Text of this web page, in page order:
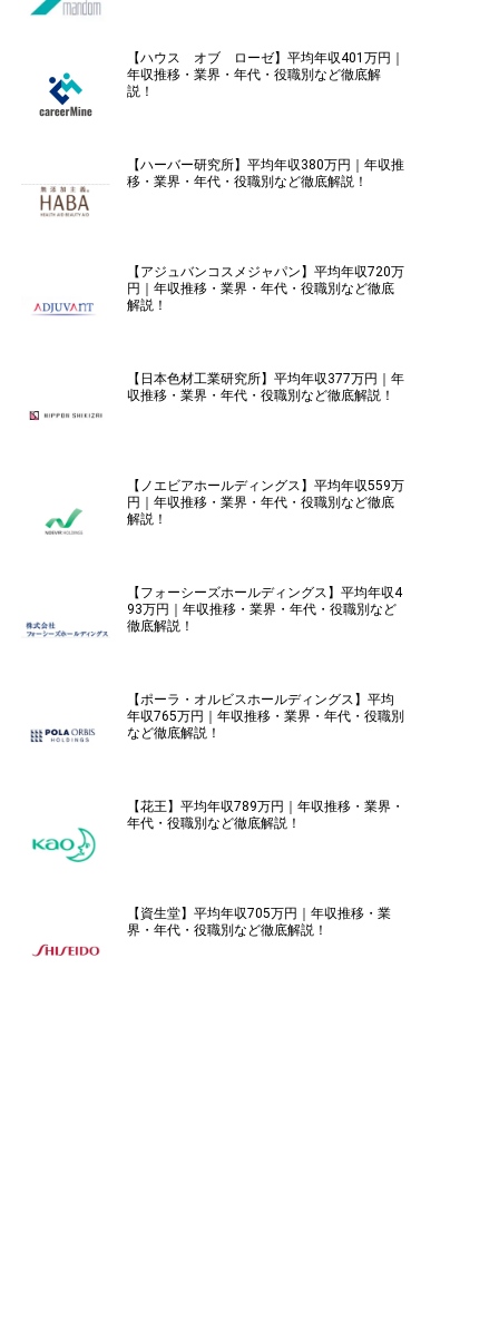
【ハウス オブ ローゼ】平均年収401万円｜
年収推移・業界・年代・役職別など徹底解
説！
【ハーバー研究所】平均年収380万円｜年収推
移・業界・年代・役職別など徹底解説！
【アジュバンコスメジャパン】平均年収720万
円｜年収推移・業界・年代・役職別など徹底
解説！
【日本色材工業研究所】平均年収377万円｜年
収推移・業界・年代・役職別など徹底解説！
【ノエビアホールディングス】平均年収559万
円｜年収推移・業界・年代・役職別など徹底
解説！
【フォーシーズホールディングス】平均年収4
93万円｜年収推移・業界・年代・役職別など
徹底解説！
【ポーラ・オルビスホールディングス】平均
年収765万円｜年収推移・業界・年代・役職別
など徹底解説！
【花王】平均年収789万円｜年収推移・業界・
年代・役職別など徹底解説！
【資生堂】平均年収705万円｜年収推移・業
界・年代・役職別など徹底解説！